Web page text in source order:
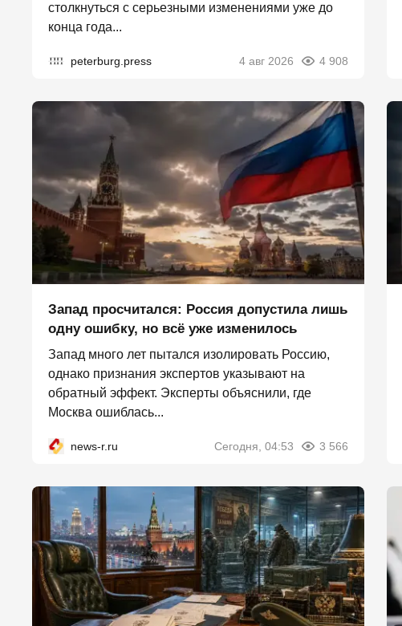
столкнуться с серьезными изменениями уже до
конца года...
peterburg.press 4 авг 2026 4 908
Запад просчитался: Россия допустила лишь
одну ошибку, но всё уже изменилось
Запад много лет пытался изолировать Россию,
однако признания экспертов указывают на
обратный эффект. Эксперты объяснили, где
Москва ошиблась...
news-r.ru Сегодня, 04:53 3 566